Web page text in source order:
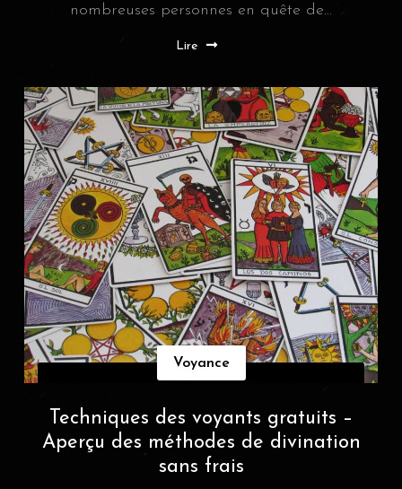
nombreuses personnes en quête de...
Lire
Voyance
Techniques des voyants gratuits –
Aperçu des méthodes de divination
sans frais